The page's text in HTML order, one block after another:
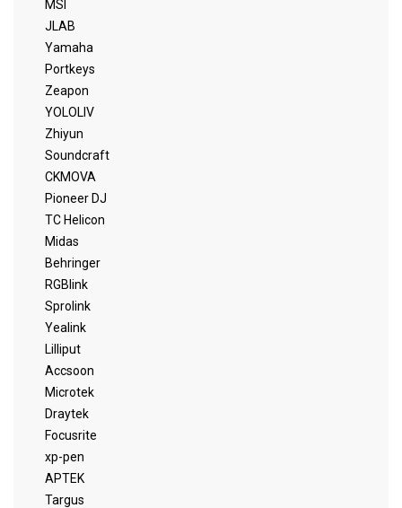
MSI
JLAB
Yamaha
Portkeys
Zeapon
YOLOLIV
Zhiyun
Soundcraft
CKMOVA
Pioneer DJ
TC Helicon
Midas
Behringer
RGBlink
Sprolink
Yealink
Lilliput
Accsoon
Microtek
Draytek
Focusrite
xp-pen
APTEK
Targus